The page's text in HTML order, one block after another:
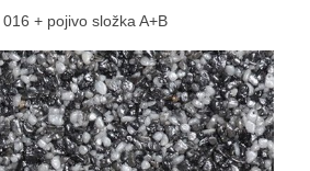
+ pojivo složka A+B